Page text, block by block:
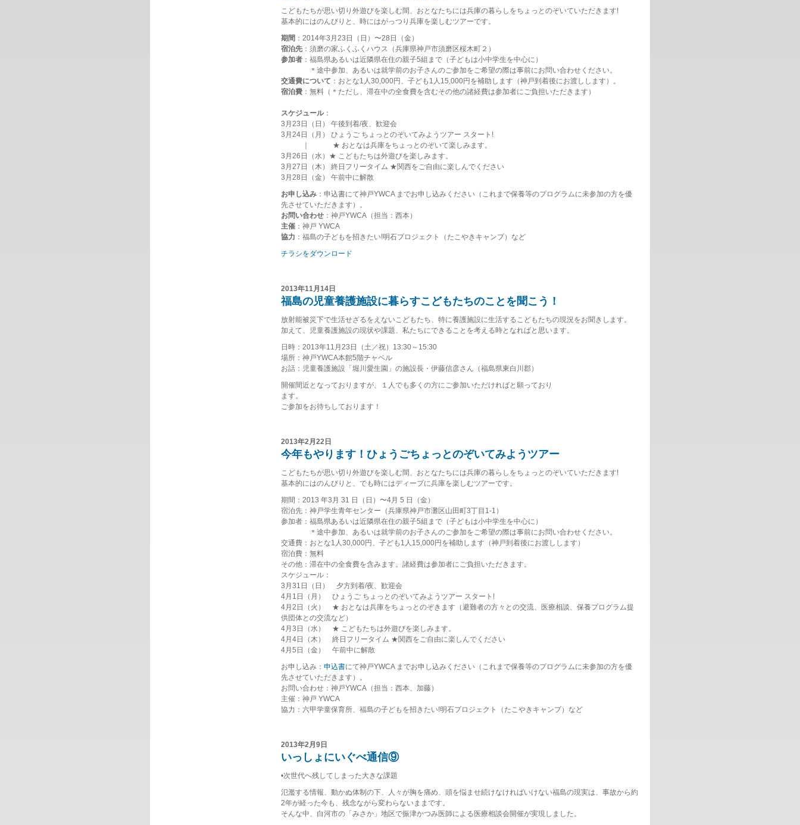
こどもたちが思い切り外遊びを楽しむ間、おとなたちには兵庫の暮らしをちょっとのぞいていただきます!
基本的にはのんびりと、時にはがっつり兵庫を楽しむツアーです。
期間 ：2014年3月23日（日）〜28日（金）
宿泊先 ：須磨の家ふくふくハウス（兵庫県神戸市須磨区桜木町２）
参加者 ：福島県あるいは近隣県在住の親子5組まで（子どもは小中学生を中心に）
＊途中参加、あるいは就学前のお子さんのご参加をご希望の際は事前にお問い合わせください。
交通費について ：おとな1人30,000円、子ども1人15,000円を補助します（神戸到着後にお渡しします）。
宿泊費 ：無料（＊ただし、滞在中の全食費を含むその他の諸経費は参加者にご負担いただきます）
スケジュール：
3月23日（日） 午後到着/夜、歓迎会
3月24日（月） ひょうご ちょっとのぞいてみようツアー スタート!
｜ ★ おとなは兵庫をちょっとのぞいて楽しみます。
3月26日（水）★ こどもたちは外遊びを楽しみます。
3月27日（木） 終日フリータイム ★関西をご自由に楽しんでください
3月28日（金） 午前中に解散
お申し込み ：申込書にて神戸YWCA までお申し込みください（これまで保養等のプログラムに未参加の方を優
先させていただきます）。
お問い合わせ ：神戸YWCA（担当：西本）
主催 ：神戸 YWCA
協力 ：福島の子どもを招きたい!明石プロジェクト（たこやきキャンプ）など
チラシをダウンロード
2013年11月14日
福島の児童養護施設に暮らすこどもたちのことを聞こう！
放射能被災下で生活せざるをえないこどもたち、特に養護施設に生活するこどもたちの現況をお聞きします。
加えて、児童養護施設の現状や課題、私たちにできることを考える時となればと思います。
日時：2013年11月23日（土／祝）13:30～15:30
場所：神戸YWCA本館5階チャペル
お話：児童養護施設「堀川愛生園」の施設長・伊藤信彦さん（福島県東白川郡）
開催間近となっておりますが、１人でも多くの方にご参加いただければと願っており
ます。
ご参加をお待ちしております！
2013年2月22日
今年もやります！ひょうごちょっとのぞいてみようツアー
こどもたちが思い切り外遊びを楽しむ間、おとなたちには兵庫の暮らしをちょっとのぞいていただきます!
基本的にはのんびりと、でも時にはディープに兵庫を楽しむツアーです。
期間：2013 年3月 31 日（日）〜4月 5 日（金）
宿泊先：神戸学生青年センター（兵庫県神戸市灘区山田町3丁目1-1）
参加者：福島県あるいは近隣県在住の親子5組まで（子どもは小中学生を中心に）
＊途中参加、あるいは就学前のお子さんのご参加をご希望の際は事前にお問い合わせください。
交通費：おとな1人30,000円、子ども1人15,000円を補助します（神戸到着後にお渡しします）
宿泊費：無料
その他：滞在中の全食費を含みます。諸経費は参加者にご負担いただきます。
スケジュール：
3月31日（日） 夕方到着/夜、歓迎会
4月1日（月） ひょうご ちょっとのぞいてみようツアー スタート!
4月2日（火） ★ おとなは兵庫をちょっとのぞきます（避難者の方々との交流、医療相談、保養プログラム提
供団体との交流など）
4月3日（水） ★ こどもたちは外遊びを楽しみます。
4月4日（木） 終日フリータイム ★関西をご自由に楽しんでください
4月5日（金） 午前中に解散
お申し込み： 申込書にて神戸YWCA までお申し込みください（これまで保養等のプログラムに未参加の方を優
先させていただきます）。
お問い合わせ：神戸YWCA（担当：西本、加藤）
主催：神戸 YWCA
協力：六甲学童保育所、福島の子どもを招きたい!明石プロジェクト（たこやきキャンプ）など
2013年2月9日
いっしょにいぐべ通信⑨
•次世代へ残してしまった大きな課題
氾濫する情報、動かぬ体制の下、人々が胸を痛め、頭を悩ませ続けなければいけない福島の現実は、事故から約
2年が経った今も、残念ながら変わらないままです。
そんな中、白河市の「みさか」地区で振津かつみ医師による医療相談会開催が実現しました。